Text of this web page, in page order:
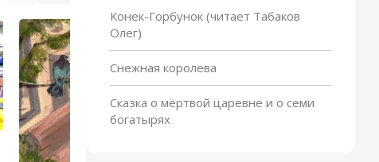
Конек-Горбунок (читает Табаков
Олег)
Снежная королева
Сказка о мёртвой царевне и о семи
богатырях